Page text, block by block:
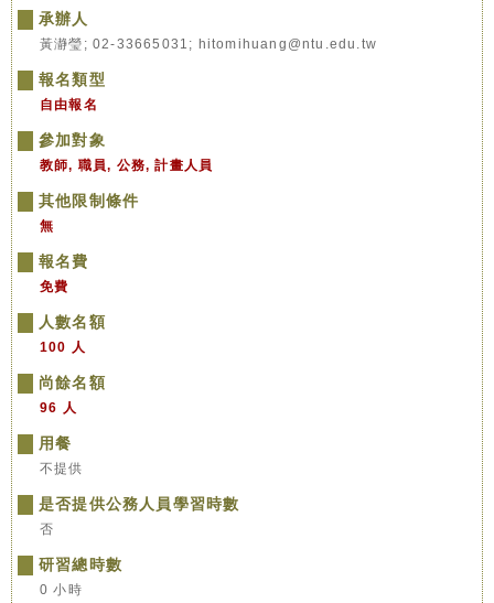
承辦人
黃瀞瑩; 02-33665031; hitomihuang@ntu.edu.tw
報名類型
自由報名
參加對象
教師, 職員, 公務, 計畫人員
其他限制條件
無
報名費
免費
人數名額
100 人
尚餘名額
96 人
用餐
不提供
是否提供公務人員學習時數
否
研習總時數
0 小時